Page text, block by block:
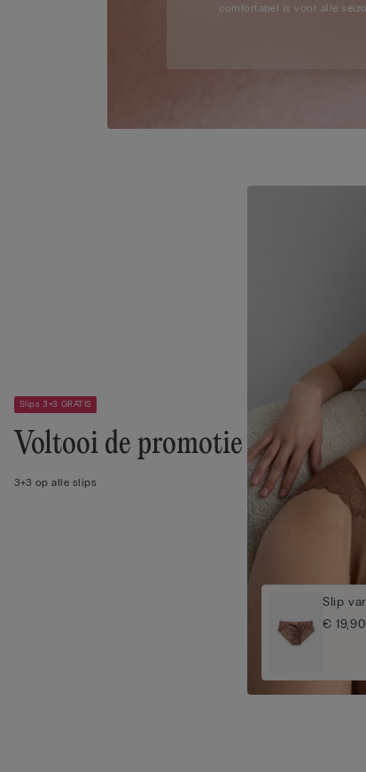
comfortabel is voor alle
Slips 3+3 GRATIS
Voltooi de promotie
3+3 op alle slips
Slip
€ 19,90